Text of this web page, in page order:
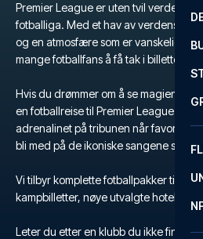
Premier League er uten tvil verdens
fotballiga. Med et hav av
og en atmosfære som er vanskelig å
mange fotballfans å få tak i billetter til
Hvis du drømmer om å se magien
en fotballreise til Premier League den
adrenalinet på tribunen når
bli med på de ikoniske sangene som
Vi tilbyr komplette fotballpakker til
kampbilletter, nøye utvalgte hoteller og
Leter du etter en klubb du ikke finner?